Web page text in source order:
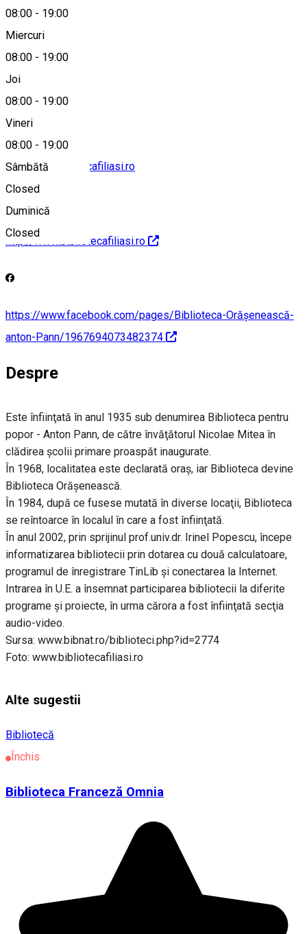
08:00 - 19:00
Miercuri
08:00 - 19:00
Joi
08:00 - 19:00
Vineri
08:00 - 19:00
Sâmbătă
Closed
Duminică
Closed
Hartă
contact@bibliotecafiliasi.ro
http://www.bibliotecafiliasi.ro
https://www.facebook.com/pages/Biblioteca-Orășenească-
anton-Pann/1967694073482374
Despre
Este înfiinţată în anul 1935 sub denumirea Biblioteca pentru
popor - Anton Pann, de către învăţătorul Nicolae Mitea în
clădirea şcolii primare proaspăt inaugurate.
În 1968, localitatea este declarată oraş, iar Biblioteca devine
Biblioteca Orăşenească.
În 1984, după ce fusese mutată în diverse locaţii, Biblioteca
se reîntoarce în localul în care a fost înfiinţată.
În anul 2002, prin sprijinul prof.univ.dr. Irinel Popescu, începe
informatizarea bibliotecii prin dotarea cu două calculatoare,
programul de înregistrare TinLib şi conectarea la Internet.
Intrarea în U.E. a însemnat participarea bibliotecii la diferite
programe şi proiecte, în urma cărora a fost înfiinţată secţia
audio-video.
Sursa: www.bibnat.ro/biblioteci.php?id=2774
Foto: www.bibliotecafiliasi.ro
Alte sugestii
Bibliotecă
Închis
Biblioteca Franceză Omnia